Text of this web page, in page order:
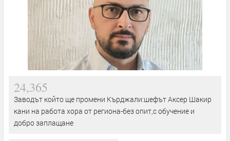
24,365
Заводът който ще промени Кърджали:шефът Аксер Шакир
кани на работа хора от региона-без опит,с обучение и
добро заплащане